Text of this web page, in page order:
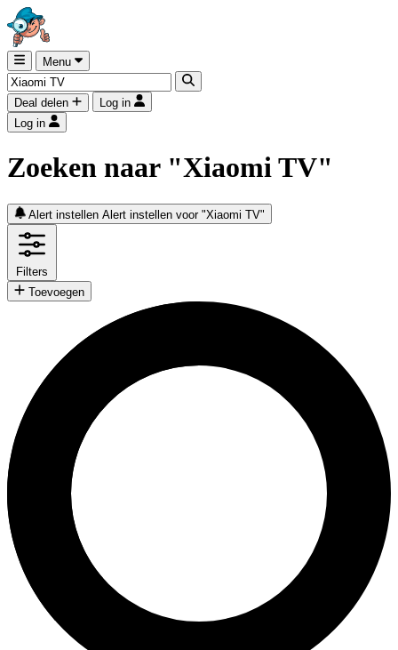
Menu
Deal delen
Log in
Log in
Zoeken naar "Xiaomi TV"
Alert instellen Alert instellen voor "Xiaomi TV"
Filters
Toevoegen